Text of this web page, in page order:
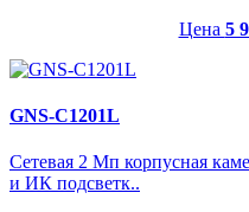
Цена 5
GNS-C1201L
Сетевая 2 Мп корпусная
и ИК подсветк..